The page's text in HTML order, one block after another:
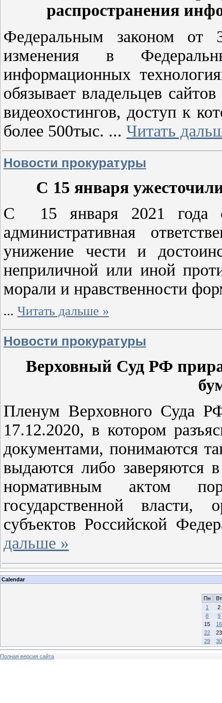
распространения
Федеральным законом
изменения в
информационных
обязывает владельцев
видеохостингов, доступ к
более 500тыс. ... Читать
Новости прокуратуры
С 15 января
С 15 января 2021 года
административная
унижение чести и
неприличной или иной
морали и нравственности
... Читать дальше »
Новости прокуратуры
Верховный Суд РФ
Пленум Верховного Суда
17.12.2020, в котором
документами, понимаются
выдаются либо заверяются
нормативным актом
государственной власти,
субъектов Российской
дальше »
Calendar
Пн
Вт
1
2
8
9
15
16
22
23
29
30
Полная версия сайта